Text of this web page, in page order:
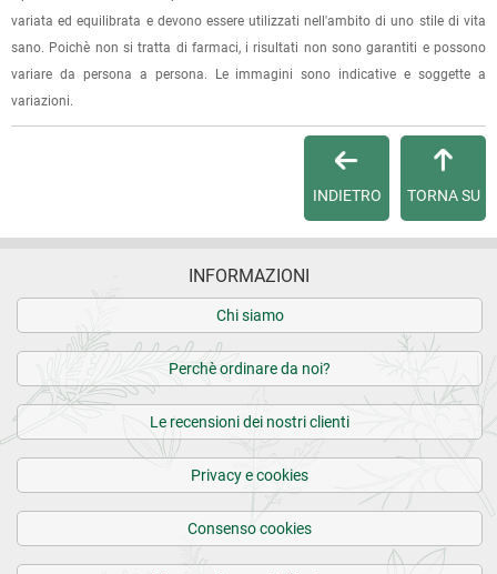
19.10.2024
Ottimi prodotti e ringrazio per i campioncini omaggio
16.10.2024
Lo sto ancora provando; per il momento tutto ok
(selezionando l'apposita casella del modulo d'ordine e
specificando l'indirizzo di fatturazione).
Dalla tua
dell'ordine e lo stato della spedizione.
Per maggiori dettagli, vedi leCondizioni di vendita.
variata ed equilibrata e devono essere utilizzati nell'ambito di uno stile di vita
sano. Poichè non si tratta di farmaci, i risultati non sono garantiti e possono
variare da persona a persona. Le immagini sono indicative e soggette a
variazioni.
TORNA SU
INDIETRO
INFORMAZIONI
Chi siamo
Perchè ordinare da noi?
Le recensioni dei nostri clienti
Privacy e cookies
Consenso cookies